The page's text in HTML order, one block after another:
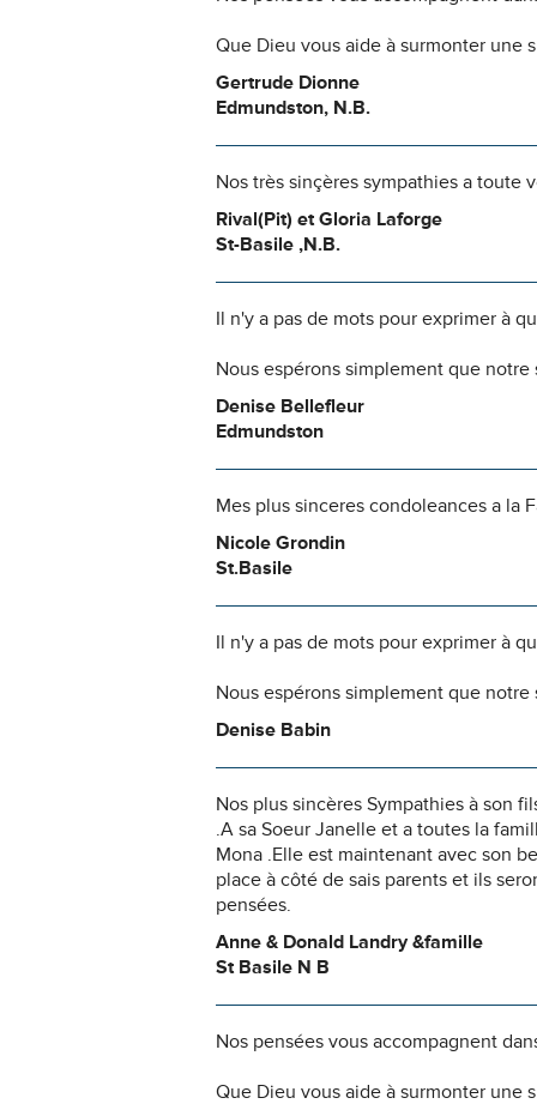
Que Dieu vous aide à surmonter une
Gertrude Dionne
Edmundston, N.B.
Nos très sinçères sympathies a toute
Rival(Pit) et Gloria Laforge
St-Basile ,N.B.
Il n'y a pas de mots pour exprimer à
Nous espérons simplement que
Denise Bellefleur
Edmundston
Mes plus sinceres condoleances a la
Nicole Grondin
St.Basile
Il n'y a pas de mots pour exprimer à
Nous espérons simplement que
Denise Babin
Nos plus sincères Sympathies à son
.A sa Soeur Janelle et a toutes la
Mona .Elle est maintenant avec son
place à côté de sais parents et ils
pensées.
Anne & Donald Landry &famille
St Basile N B
Nos pensées vous accompagnent
Que Dieu vous aide à surmonter une